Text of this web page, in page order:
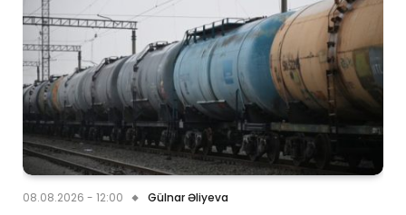
08.08.2026 - 12:00 Gülnar Əliyeva